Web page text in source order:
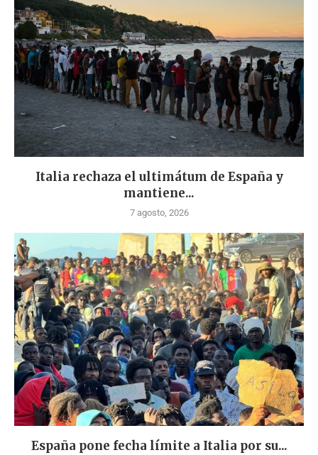
Italia rechaza el ultimátum de España y
mantiene...
7 agosto, 2026
España pone fecha límite a Italia por su...